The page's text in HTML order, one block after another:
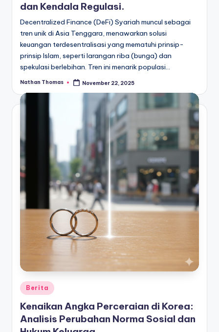
dan Kendala Regulasi.
Decentralized Finance (DeFi) Syariah muncul sebagai
tren unik di Asia Tenggara, menawarkan solusi
keuangan terdesentralisasi yang mematuhi prinsip-
prinsip Islam, seperti larangan riba (bunga) dan
spekulasi berlebihan. Tren ini menarik populasi…
Posted
Nathan Thomas November 22, 2025
Posted
in
Berita
Kenaikan Angka Perceraian di Korea:
Analisis Perubahan Norma Sosial dan